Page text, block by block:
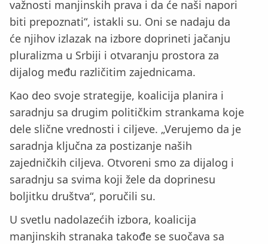
važnosti manjinskih prava i da će naši napori
biti prepoznati“, istakli su. Oni se nadaju da
će njihov izlazak na izbore doprineti jačanju
pluralizma u Srbiji i otvaranju prostora za
dijalog među različitim zajednicama.
Kao deo svoje strategije, koalicija planira i
saradnju sa drugim političkim strankama koje
dele slične vrednosti i ciljeve. „Verujemo da je
saradnja ključna za postizanje naših
zajedničkih ciljeva. Otvoreni smo za dijalog i
saradnju sa svima koji žele da doprinesu
boljitku društva“, poručili su.
U svetlu nadolazećih izbora, koalicija
manjinskih stranaka takođe se suočava sa